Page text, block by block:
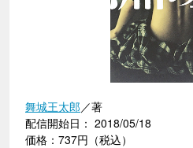
舞城王太郎／著
配信開始日： 2018/05/18
価格：737円（税込）